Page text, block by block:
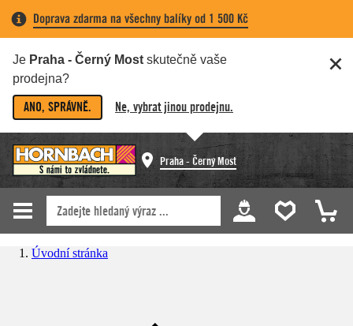
Doprava zdarma na všechny balíky od 1 500 Kč
Je Praha - Černý Most skutečně vaše
prodejna?
ANO, SPRÁVNĚ. Ne, vybrat jinou prodejnu.
Praha - Černý Most
Úvodní stránka